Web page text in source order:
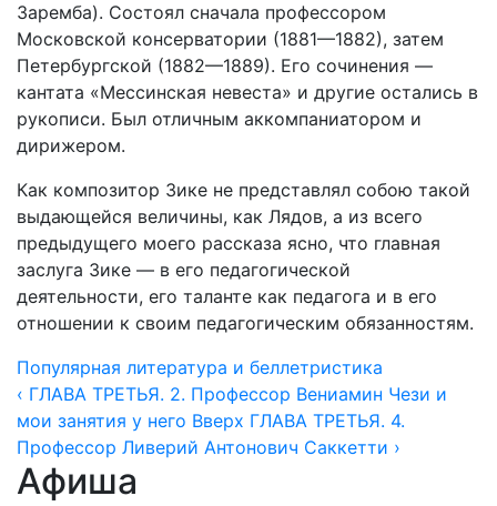
Заремба). Состоял сначала профессором
Московской консерватории (1881—1882), затем
Петербургской (1882—1889). Его сочинения —
кантата «Мессинская невеста» и другие остались в
рукописи. Был отличным аккомпаниатором и
дирижером.
Как композитор Зике не представлял собою такой
выдающейся величины, как Лядов, а из всего
предыдущего моего рассказа ясно, что главная
заслуга Зике — в его педагогической
деятельности, его таланте как педагога и в его
отношении к своим педагогическим обязанностям.
Популярная литература и беллетристика
‹ ГЛАВА ТРЕТЬЯ. 2. Профессор Вениамин Чези и
мои занятия у него Вверх ГЛАВА ТРЕТЬЯ. 4.
Профессор Ливерий Антонович Саккетти ›
Афиша